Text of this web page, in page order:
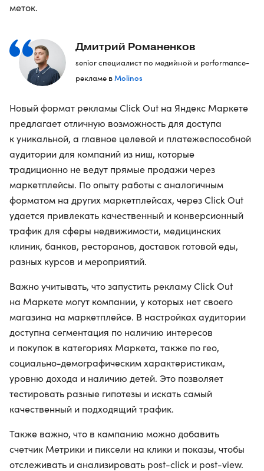
меток.
Дмитрий Романенков
senior специалист по медийной и performance-
рекламе вMolinos
Новый формат рекламы Click Out на Яндекс Маркете
предлагает отличную возможность для доступа
к уникальной, а главное целевой и платежеспособной
аудитории для компаний из ниш, которые
традиционно не ведут прямые продажи через
маркетплейсы. По опыту работы с аналогичным
форматом на других маркетплейсах, через Click Out
удается привлекать качественный и конверсионный
трафик для сферы недвижимости, медицинских
клиник, банков, ресторанов, доставок готовой еды,
разных курсов и мероприятий.
Важно учитывать, что запустить рекламу Click Out
на Маркете могут компании, у которых нет своего
магазина на маркетплейсе. В настройках аудитории
доступна сегментация по наличию интересов
и покупок в категориях Маркета, также по гео,
социально-демографическим характеристикам,
уровню дохода и наличию детей. Это позволяет
тестировать разные гипотезы и искать самый
качественный и подходящий трафик.
Также важно, что в кампанию можно добавить
счетчик Метрики и пиксели на клики и показы, чтобы
отслеживать и анализировать post-click и post-view.